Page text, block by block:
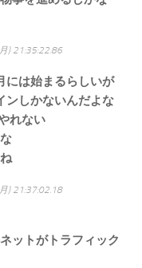
) 21:35:22.86
には始まるらしいが
ンしかないんだよな
れない
) 21:37:02.18
ットがトラフィック